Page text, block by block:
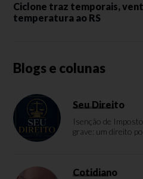
Ciclone traz temporais,
temperatura ao RS
Blogs e colunas
Seu Direito
Isenção de
grave: um direito
Cotidiano